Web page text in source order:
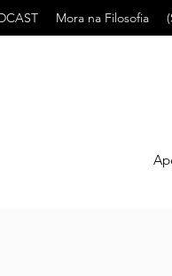
Mora na Filosofia